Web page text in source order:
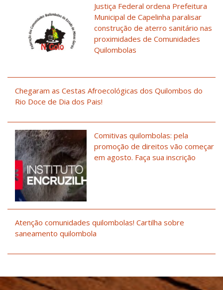
Justiça Federal ordena Prefeitura
Municipal de Capelinha paralisar
construção de aterro sanitário nas
proximidades de Comunidades
Quilombolas
Chegaram as Cestas Afroecológicas dos Quilombos do
Rio Doce de Dia dos Pais!
Comitivas quilombolas: pela
promoção de direitos vão começar
em agosto. Faça sua inscrição
Atenção comunidades quilombolas! Cartilha sobre
saneamento quilombola